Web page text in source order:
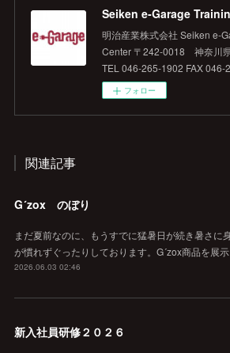
Seiken e‐Garage
明治産業株式会社 Seiken
Center 〒242-0018 神奈川
TEL 046-265-1902 FAX 046-
フォロー
関連記事
G´zox のぼり
まだ夏前なのに、もうすでに猛暑日が続き暑さに
が慣れずぐったりしております。G´zox商品を展
2026.06.03 02:46
新入社員研修２０２６